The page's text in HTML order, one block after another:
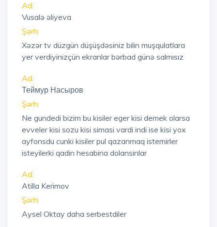
Ad:
Vusalə əliyeva
Şərh:
Xəzər tv düzgün düşüşdəsiniz bilin muşqulatlara
yer verdiyinizçün ekranlar bərbad günə salmısız
Ad:
Теймур Насыров
Şərh:
Ne gundedi bizim bu kisiler eger kisi demek olarsa
evveler kisi sozu kisi simasi vardi indi ise kisi yox
ayfonsdu cunki kisiler pul qazanmaq istemirler
isteyilerki qadin hesabina dolansinlar
Ad:
Atilla Kerimov
Şərh:
Aysel Oktay daha serbestdiler